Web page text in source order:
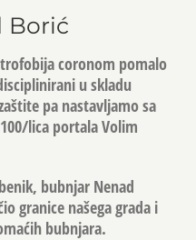
Borić
coronom pomalo
u skladu
pa nastavljamo sa
lica portala Volim
bubnjar Nenad
granice našega grada i
bubnjara.